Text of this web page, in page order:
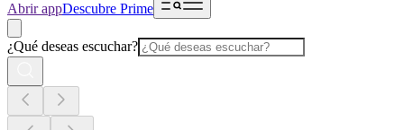
Abrir appDescubre Prime
¿Qué deseas escuchar?